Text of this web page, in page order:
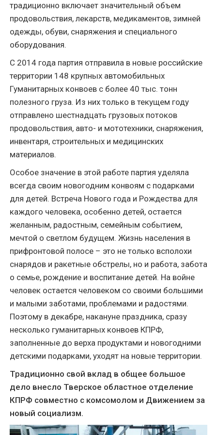
традиционно включает значительный объем
продовольствия, лекарств, медикаментов, зимней
одежды, обуви, снаряжения и специального
оборудования.
С 2014 года партия отправила в новые российские
территории 148 крупных автомобильных
Гуманитарных конвоев с более 40 тыс. тонн
полезного груза. Из них только в текущем году
отправлено шестнадцать грузовых потоков
продовольствия, авто- и мототехники, снаряжения,
инвентаря, строительных и медицинских
материалов.
Особое значение в этой работе партия уделяла
всегда своим новогодним конвоям с подарками
для детей. Встреча Нового года и Рождества для
каждого человека, особенно детей, остается
желанным, радостным, семейным событием,
мечтой о светлом будущем. Жизнь населения в
прифронтовой полосе – это не только всполохи
снарядов и ракетные обстрелы, но и работа, забота
о семье, рождение и воспитание детей. На войне
человек остается человеком со своими большими
и малыми заботами, проблемами и радостями.
Поэтому в декабре, накануне праздника, сразу
несколько гуманитарных конвоев КПРФ,
заполненные до верха продуктами и новогодними
детскими подарками, уходят на новые территории.
Традиционно свой вклад в общее большое
дело внесло Тверское областное отделение
КПРФ совместно с комсомолом и Движением за
новый социализм.